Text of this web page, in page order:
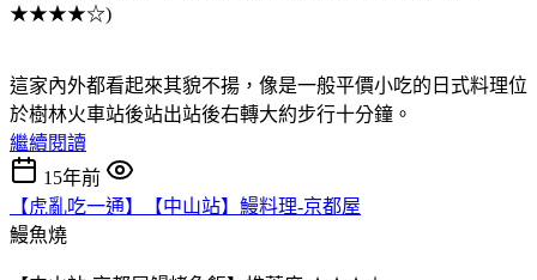
★★★★☆)
這家內外都看起來其貌不揚，像是一般平價小吃的日式料理位
於樹林火車站後站出站後右轉大約步行十分鐘。
繼續閱讀
15年前
【虎亂吃一通】【中山站】鰻料理-京都屋
鰻魚燒